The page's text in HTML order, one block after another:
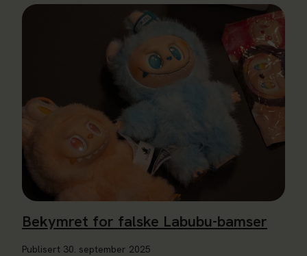
Les mer om Bekymret for falske Labubu-bamser
Bekymret for falske Labubu-bamser
Publisert 30. september 2025